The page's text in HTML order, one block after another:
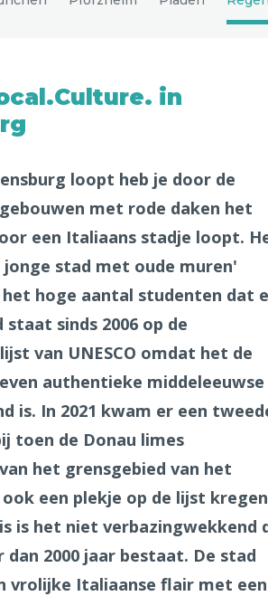
Barcelona Dubai
Milaan
Berlijn Mechelen Venetië
Florence
Budapest
in
loopt heb je door de
met rode daken het
een Italiaans stadje loopt.
stad met oude muren'
hoge aantal studenten dat
sinds 2006 op de
van UNESCO omdat het de
authentieke middeleeuwse
is. In 2021 kwam er een
toen de Donau limes
het grensgebied van het
ook een plekje op de lijst
is het niet verbazingwekkend
dan 2000 jaar bestaat. De stad
vrolijke Italiaanse flair met een